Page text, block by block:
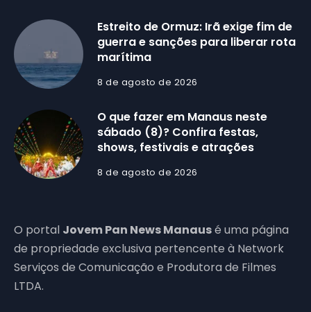
Estreito de Ormuz: Irã exige fim de
guerra e sanções para liberar rota
marítima
8 de agosto de 2026
O que fazer em Manaus neste
sábado (8)? Confira festas,
shows, festivais e atrações
8 de agosto de 2026
O portal Jovem Pan News Manausé uma página
de propriedade exclusiva pertencente à Network
Serviços de Comunicação e Produtora de Filmes
LTDA.